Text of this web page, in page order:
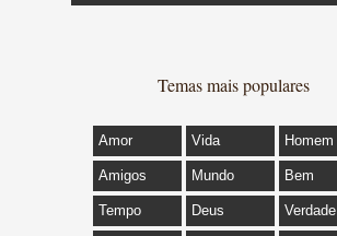
Temas mais populares
Amor Vida Homem
Amigos Mundo Bem
Tempo Deus Verdade